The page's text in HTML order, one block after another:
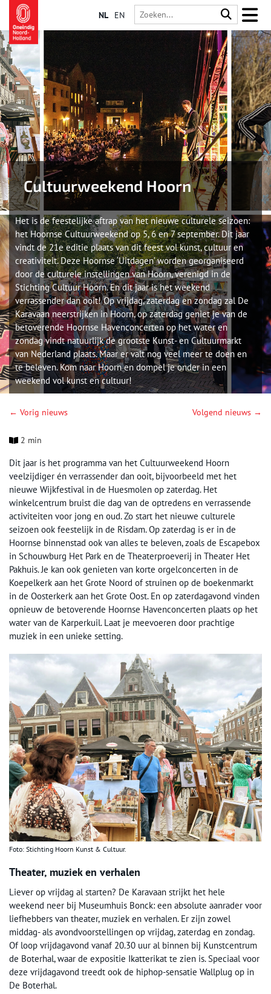
NL EN
Cultuurweekend Hoorn
Het is de feestelijke aftrap van het nieuwe culturele seizoen:
het Hoornse Cultuurweekend op 5, 6 en 7 september. Dit jaar
vindt de 21e editie plaats van dit feest vol kunst, cultuur en
creativiteit. Deze Hoornse ‘Uitdagen’ worden georganiseerd
door de culturele instellingen van Hoorn, verenigd in de
Stichting Cultuur Hoorn. En dit jaar is het weekend
verrassender dan ooit! Op vrijdag, zaterdag en zondag zal De
Karavaan neerstrijken in Hoorn, op zaterdag geniet je van de
betoverende Hoornse Havenconcerten op het water en
zondag vindt natuurlijk de grootste Kunst- en Cultuurmarkt
van Nederland plaats. Maar er valt nog veel meer te doen en
te beleven. Kom naar Hoorn en dompel je onder in een
weekend vol kunst en cultuur!
← Vorig nieuws Volgend nieuws →
2 min
Dit jaar is het programma van het Cultuurweekend Hoorn
veelzijdiger én verrassender dan ooit, bijvoorbeeld met het
nieuwe Wijkfestival in de Huesmolen op zaterdag. Het
winkelcentrum bruist die dag van de optredens en verrassende
activiteiten voor jong en oud. Zo start het nieuwe culturele
seizoen ook feestelijk in de Risdam. Op zaterdag is er in de
Hoornse binnenstad ook van alles te beleven, zoals de Escapebox
in Schouwburg Het Park en de Theaterproeverij in Theater Het
Pakhuis. Je kan ook genieten van korte orgelconcerten in de
Koepelkerk aan het Grote Noord of struinen op de boekenmarkt
in de Oosterkerk aan het Grote Oost. En op zaterdagavond vinden
opnieuw de betoverende Hoornse Havenconcerten plaats op het
water van de Karperkuil. Laat je meevoeren door prachtige
muziek in een unieke setting.
Foto: Stichting Hoorn Kunst & Cultuur.
Theater, muziek en verhalen
Liever op vrijdag al starten? De Karavaan strijkt het hele
weekend neer bij Museumhuis Bonck: een absolute aanrader voor
liefhebbers van theater, muziek en verhalen. Er zijn zowel
middag- als avondvoorstellingen op vrijdag, zaterdag en zondag.
Of loop vrijdagavond vanaf 20.30 uur al binnen bij Kunstcentrum
de Boterhal, waar de expositie Ikatterikat te zien is. Speciaal voor
deze vrijdagavond treedt ook de hiphop-sensatie Wallplug op in
De Boterhal.